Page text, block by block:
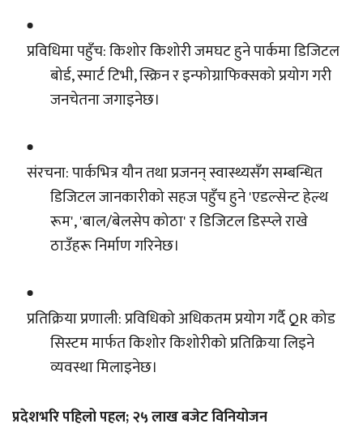
प्रविधिमा पहुँच: किशोर किशोरी जमघट हुने पार्कमा डिजिटल
बोर्ड, स्मार्ट टिभी, स्क्रिन र इन्फोग्राफिक्सको प्रयोग गरी
जनचेतना जगाइनेछ।
संरचना: पार्कभित्र यौन तथा प्रजनन् स्वास्थ्यसँग सम्बन्धित
डिजिटल जानकारीको सहज पहुँच हुने 'एडल्सेन्ट हेल्थ
रूम', 'बाल/बेलसेप कोठा' र डिजिटल डिस्प्ले राखे
ठाउँहरू निर्माण गरिनेछ।
प्रतिक्रिया प्रणाली: प्रविधिको अधिकतम प्रयोग गर्दै QR कोड
सिस्टम मार्फत किशोर किशोरीको प्रतिक्रिया लिइने
व्यवस्था मिलाइनेछ।
प्रदेशभरि पहिलो पहल; २५ लाख बजेट विनियोजन